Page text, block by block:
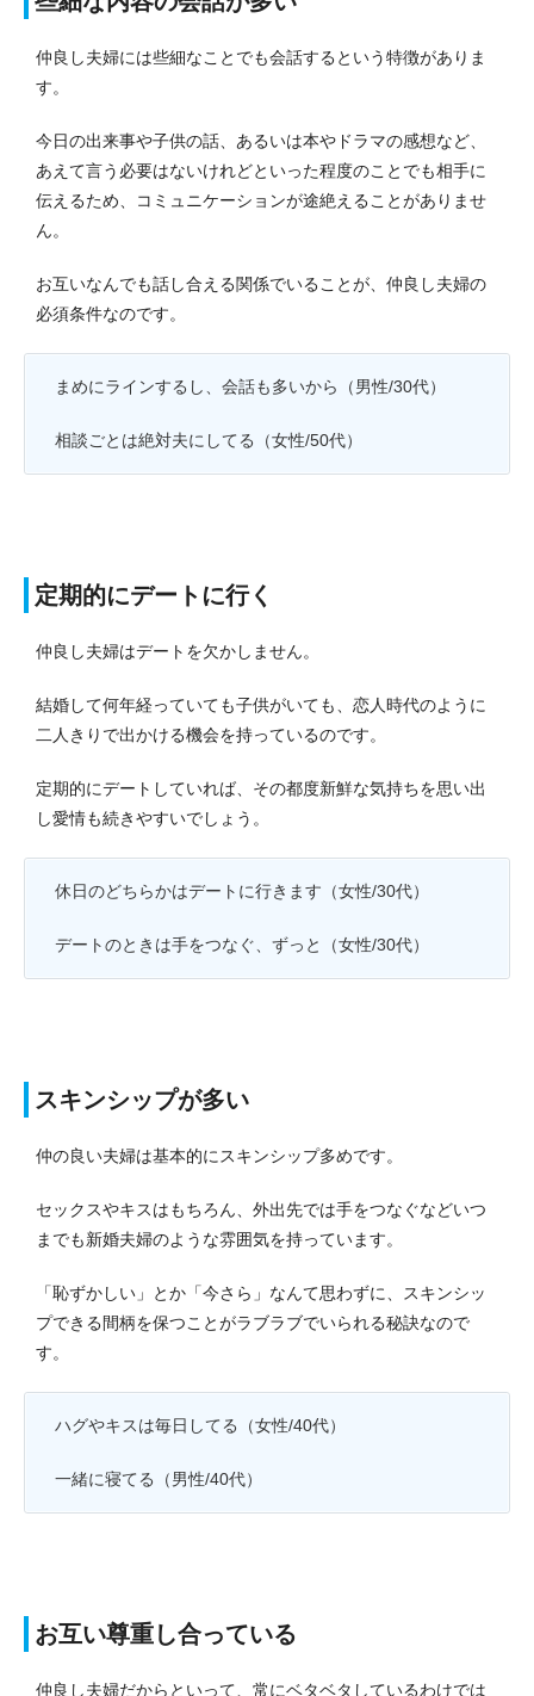
仲良し夫婦には些細なことでも会話するという特徴がありま
す。
今日の出来事や子供の話、あるいは本やドラマの感想など、
あえて言う必要はないけれどといった程度のことでも相手に
伝えるため、コミュニケーションが途絶えることがありませ
ん。
お互いなんでも話し合える関係でいることが、仲良し夫婦の
必須条件なのです。
まめにラインするし、会話も多いから（男性/30代）
相談ごとは絶対夫にしてる（女性/50代）
定期的にデートに行く
仲良し夫婦はデートを欠かしません。
結婚して何年経っていても子供がいても、恋人時代のように
二人きりで出かける機会を持っているのです。
定期的にデートしていれば、その都度新鮮な気持ちを思い出
し愛情も続きやすいでしょう。
休日のどちらかはデートに行きます（女性/30代）
デートのときは手をつなぐ、ずっと（女性/30代）
スキンシップが多い
仲の良い夫婦は基本的にスキンシップ多めです。
セックスやキスはもちろん、外出先では手をつなぐなどいつ
までも新婚夫婦のような雰囲気を持っています。
「恥ずかしい」とか「今さら」なんて思わずに、スキンシッ
プできる間柄を保つことがラブラブでいられる秘訣なので
す。
ハグやキスは毎日してる（女性/40代）
一緒に寝てる（男性/40代）
お互い尊重し合っている
仲良し夫婦だからといって、常にベタベタしているわけでは